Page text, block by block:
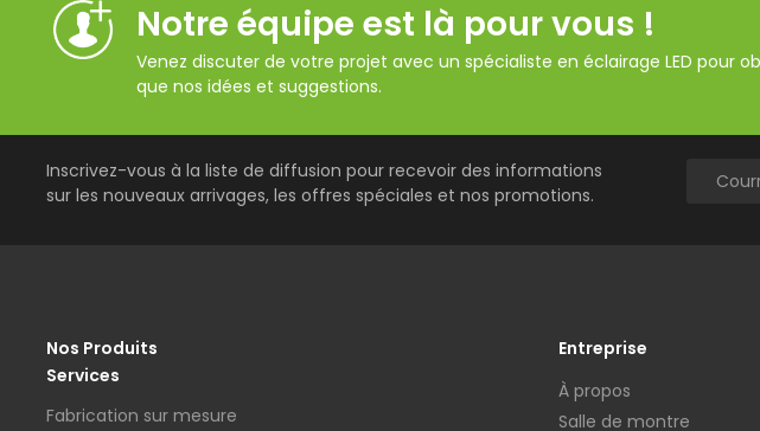
Notre équipe est là pour vous !
Venez discuter de votre projet avec un spécialiste en éclairage LED pour
que nos idées et suggestions.
Inscrivez-vous à la liste de diffusion pour recevoir des informations
sur les nouveaux arrivages, les offres spéciales et nos promotions.
Nos Produits
Services
Fabrication sur mesure
Entreprise
À propos
Salle de montre